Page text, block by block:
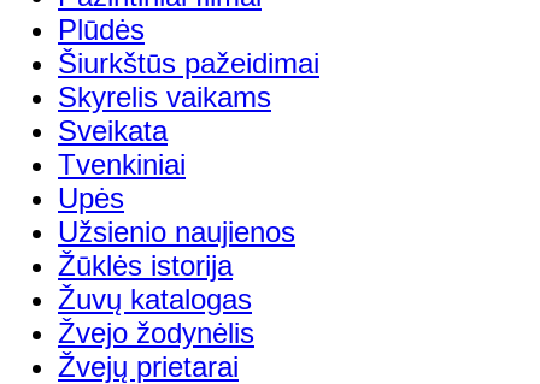
Plūdės
Šiurkštūs pažeidimai
Skyrelis vaikams
Sveikata
Tvenkiniai
Upės
Užsienio naujienos
Žūklės istorija
Žuvų katalogas
Žvejo žodynėlis
Žvejų prietarai